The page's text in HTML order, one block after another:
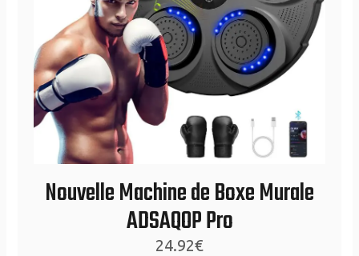
Nouvelle Machine de Boxe Murale
ADSAQOP Pro
24.92€